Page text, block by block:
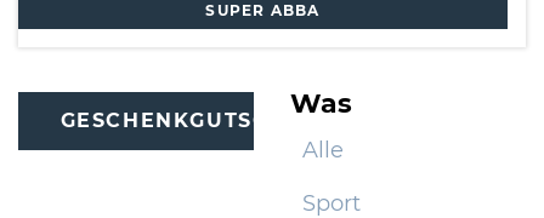
SUPER ABBA
GESCHENKGUTSCHEINE
Was
Alle
Sport